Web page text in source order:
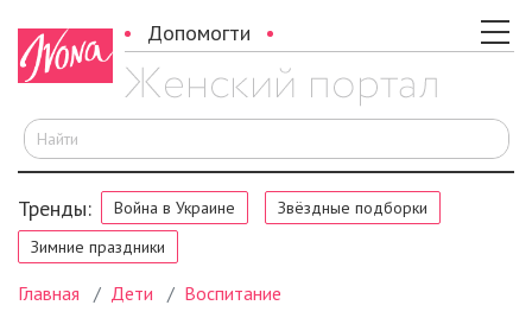
Допомогти
Тренды: Война в Украине
Звёздные подборки
Зимние праздники
Главная Дети Воспитание